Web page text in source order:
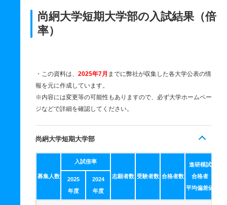
尚絅大学短期大学部の入試結果（倍
率）
・この資料は、 2025年7月 までに弊社が収集した各大学公表の情
報を元に作成しています。
※内容には変更等の可能性もありますので、必ず大学ホームペー
ジなどで詳細を確認してください。
尚絅大学短期大学部
募集人数
入試倍率
志願者数 受験者数 合格者数
進研模試
合格者
平均偏差値
2025
年度
2024
年度